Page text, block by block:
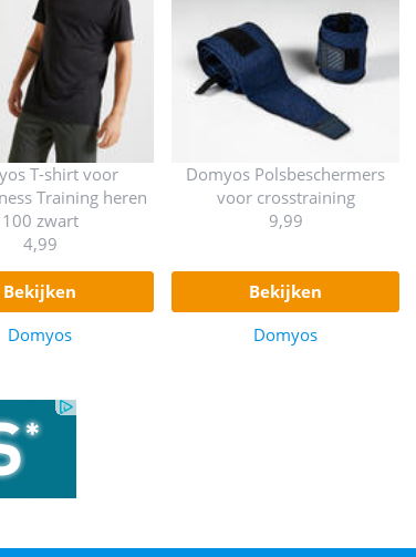
T-shirt voor
Training heren
100 zwart
4,99
bekijken
Domyos
Domyos Polsbeschermers
voor crosstraining
9,99
bekijken
Domyos